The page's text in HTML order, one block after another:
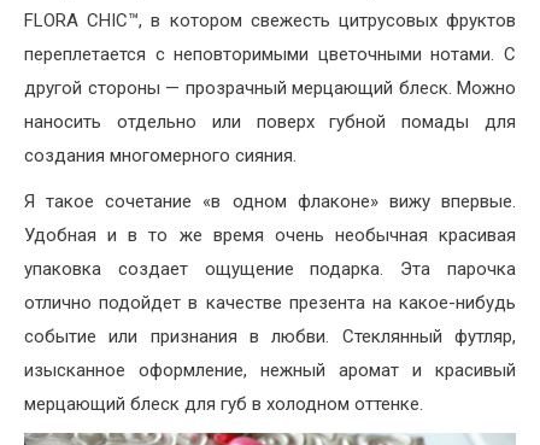
FLORA CHIC™, в котором свежесть цитрусовых фруктов
переплетается с неповторимыми цветочными нотами. С
другой стороны — прозрачный мерцающий блеск. Можно
наносить отдельно или поверх губной помады для
создания многомерного сияния.
Я такое сочетание «в одном флаконе» вижу впервые.
Удобная и в то же время очень необычная красивая
упаковка создает ощущение подарка. Эта парочка
отлично подойдет в качестве презента на какое-нибудь
событие или признания в любви. Стеклянный футляр,
изысканное оформление, нежный аромат и красивый
мерцающий блеск для губ в холодном оттенке.